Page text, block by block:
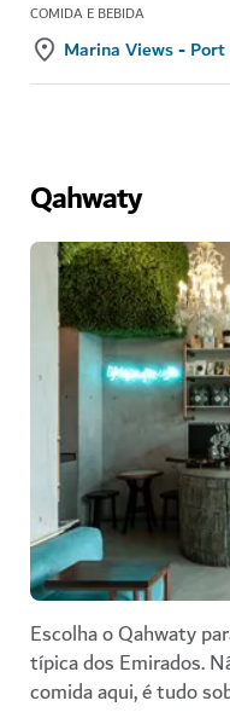
COMIDA E BEBIDA
Marina Views - Port
Qahwaty
Escolha o Qahwaty
típica dos Emirados.
comida aqui, é tudo